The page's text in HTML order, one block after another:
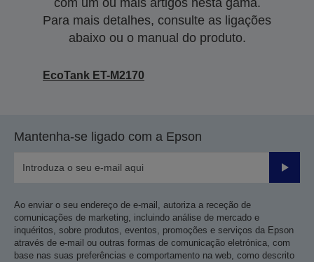
com um ou mais artigos nesta gama.
Para mais detalhes, consulte as ligações
abaixo ou o manual do produto.
EcoTank ET-M2170
Mantenha-se ligado com a Epson
Enviar
Ao enviar o seu endereço de e-mail, autoriza a receção de
comunicações de marketing, incluindo análise de mercado e
inquéritos, sobre produtos, eventos, promoções e serviços da Epson
através de e-mail ou outras formas de comunicação eletrónica, com
base nas suas preferências e comportamento na web, como descrito